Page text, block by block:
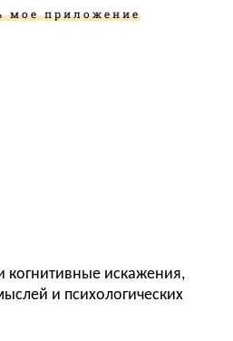
мое приложение
когнитивные искажения,
и психологических